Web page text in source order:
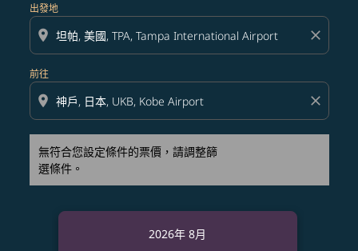
出發地
location_on close
前往
location_on close
無符合您設定條件的票價，請調整篩
選條件。
2026年 8月